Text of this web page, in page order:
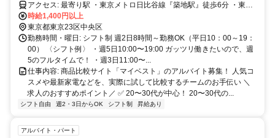
アクセス: 最寄り駅 ・東京メトロ日比谷線『築地駅』徒歩6分 ・東京
メトロ有楽町線『新富町駅』徒歩8分 以下の駅からもアクセス便利！
＊銀座駅／築地市場駅／豊洲駅／新橋駅／東京駅／有楽町駅／銀座一
丁目駅／日本橋駅／茅場町駅／八丁堀駅／人形町駅／小伝馬町駅／上
野駅／入谷駅／北千住駅／月島駅／永田町駅／市ヶ谷駅／飯田橋駅／
江戸川橋駅 など
時給1,400円以上
東京都東京23区中央区
勤務時間・曜日: シフト制 週2日8時間～勤務OK（平日10：00～19：
00） 〈シフト例〉 ・週5日10:00〜19:00 ガッツリ働きたいので、週
5のフルタイムで！ ・週3日11:00〜...
仕事内容: 商品比較サイト「マイベスト」のアルバイト募集！ 人気コ
スメや最新家電などを、実際に試して比較するチームのお手伝い ＼
求人のおすすめポイント／ ✅ 20〜30代が中心！ 20〜30代の...
シフト自由 週2・3日からOK シフト制 昇給あり
アルバイト・パート